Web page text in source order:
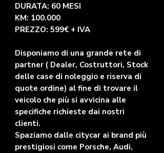
DURATA: 60 MESI
KM: 100.000
PREZZO: 599€ + IVA
Disponiamo di una grande rete di
partner ( Dealer, Costruttori, Stock
delle case di noleggio e riserva di
quote ordine) al fine di trovare il
veicolo che più si avvicina alle
specifiche richieste dai nostri
clienti.
Spaziamo dalle citycar ai brand più
prestigiosi come Porsche, Audi,